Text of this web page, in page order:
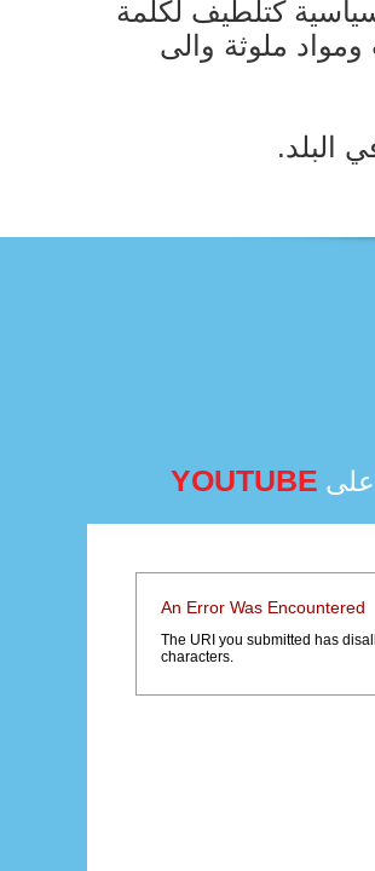
كتلطيف لكلمة
ملوثة والى
البلد.
على YOUTUBE